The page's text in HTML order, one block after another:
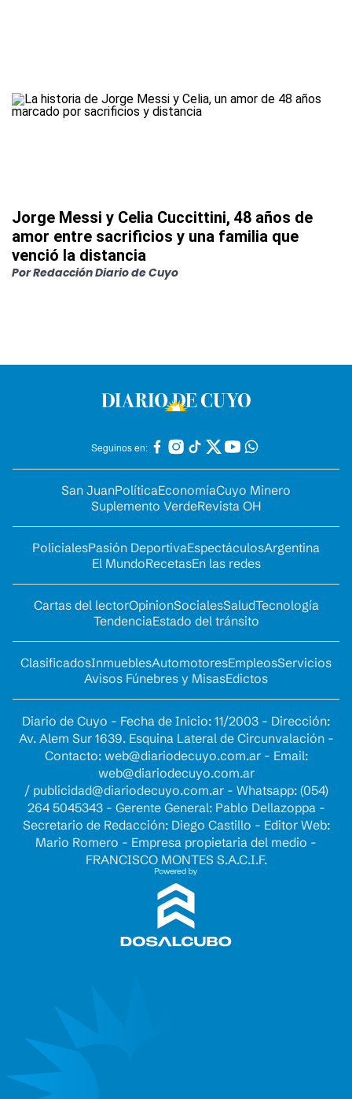
Jorge Messi y Celia Cuccittini, 48 años de
amor entre sacrificios y una familia que
venció la distancia
PorRedacción Diario de Cuyo
Seguinos en:
San JuanPolíticaEconomíaCuyo Minero
Suplemento VerdeRevista OH
PolicialesPasión DeportivaEspectáculosArgentina
El MundoRecetasEn las redes
Cartas del lectorOpinionSocialesSaludTecnología
TendenciaEstado del tránsito
ClasificadosInmueblesAutomotoresEmpleosServicios
Avisos Fúnebres y MisasEdictos
Diario de Cuyo - Fecha de Inicio: 11/2003 - Dirección:
Av. Alem Sur 1639. Esquina Lateral de Circunvalación -
Contacto: web@diariodecuyo.com.ar- Email:
web@diariodecuyo.com.ar
/ publicidad@diariodecuyo.com.ar- Whatsapp: (054)
264 5045343 - Gerente General: Pablo Dellazoppa -
Secretario de Redacción: Diego Castillo - Editor Web:
Mario Romero - Empresa propietaria del medio -
FRANCISCO MONTES S.A.C.I.F.